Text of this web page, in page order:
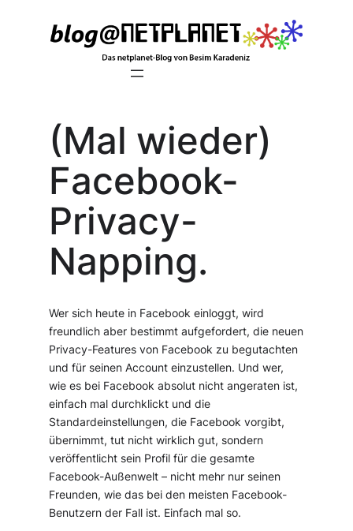
(Mal wieder)
Facebook-
Privacy-
Napping.
Wer sich heute in Facebook einloggt, wird
freundlich aber bestimmt aufgefordert, die neuen
Privacy-Features von Facebook zu begutachten
und für seinen Account einzustellen. Und wer,
wie es bei Facebook absolut nicht angeraten ist,
einfach mal durchklickt und die
Standardeinstellungen, die Facebook vorgibt,
übernimmt, tut nicht wirklich gut, sondern
veröffentlicht sein Profil für die gesamte
Facebook-Außenwelt – nicht mehr nur seinen
Freunden, wie das bei den meisten Facebook-
Benutzern der Fall ist. Einfach mal so.